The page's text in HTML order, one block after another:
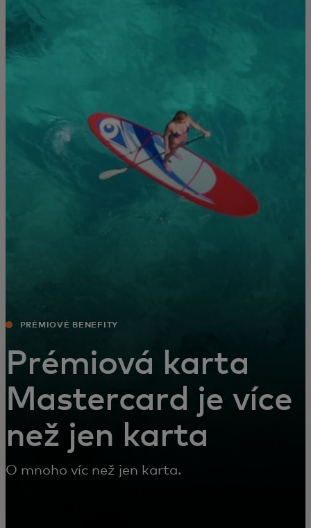
Pro vás
Pro svět
Pro inovátory
PRÉMIOVÉ BENEFITY
Prémiová karta
Mastercard je více
než jen karta
O mnoho víc než jen karta.